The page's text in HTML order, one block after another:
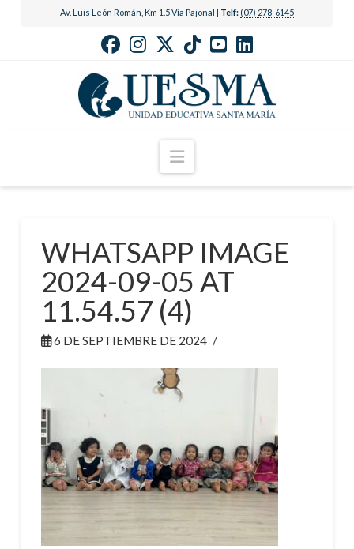
Av. Luis León Román, Km 1.5 Vía Pajonal | Telf: (07) 278-6145
Navigation
WHATSAPP IMAGE
2024-09-05 AT
11.54.57 (4)
6 DE SEPTIEMBRE DE 2024